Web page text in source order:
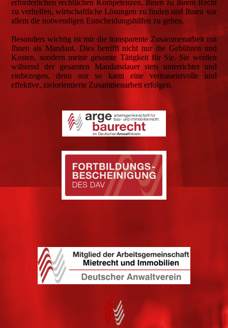
erforderlichen rechtlichen Kompetenzen, Ihnen zu Ihrem Recht
zu verhelfen, wirtschaftliche Lösungen zu finden und Ihnen vor
allem die notwendigen Entscheidungshilfen zu geben.
Besonders wichtig ist mir die transparente Zusammenarbeit mit
Ihnen als Mandant. Dies betrifft nicht nur die Gebühren und
Kosten, sondern meine gesamte Tätigkeit für Sie. Sie werden
während der gesamten Mandatsdauer stets unterrichtet und
einbezogen, denn nur so kann eine vertrauensvolle und
effektive, zielorientierte Zusammenarbeit erfolgen.